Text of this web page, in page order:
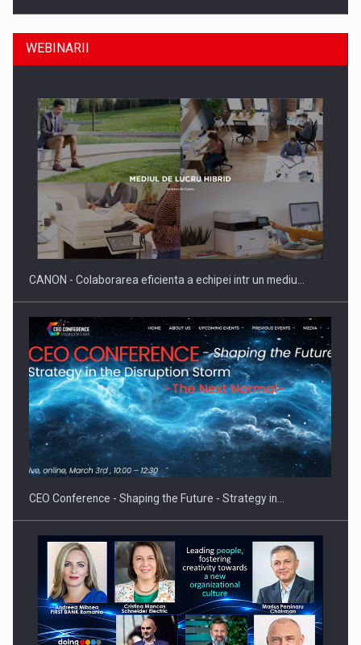
SAPTE PERSONALITATI DIN MEDIUL DE AFACERI, ACADEMIC
SI INSTITUTIONAL…
Hard Enduro Piatra Craiului 2026, fueled by benzinariile RO…
WEBINARII
CANON - Colaborarea eficienta a echipei intr un mediu…
CEO Conference - Shaping the Future - Strategy in…